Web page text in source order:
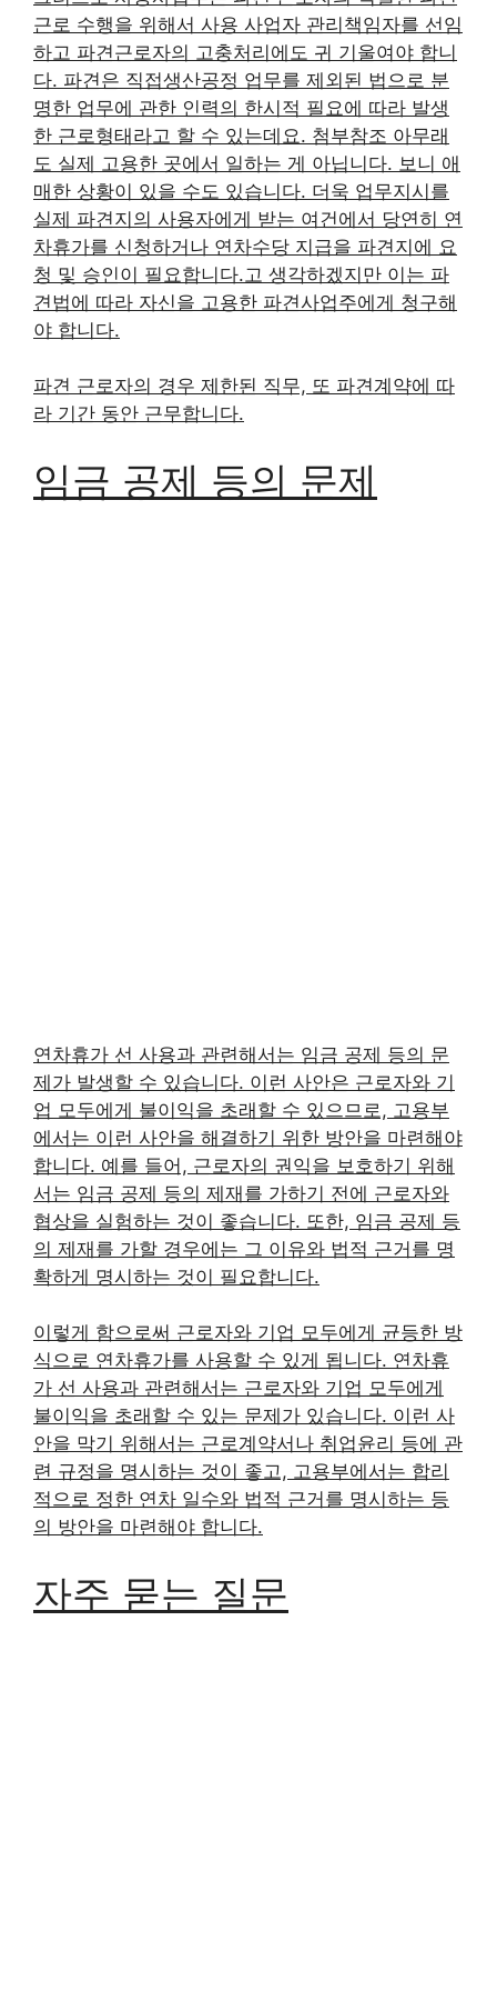
근로 수행을 위해서 사용 사업자 관리책임자를 선임
하고 파견근로자의 고충처리에도 귀 기울여야 합니
다. 파견은 직접생산공정 업무를 제외된 법으로 분
명한 업무에 관한 인력의 한시적 필요에 따라 발생
한 근로형태라고 할 수 있는데요. 첨부참조 아무래
도 실제 고용한 곳에서 일하는 게 아닙니다. 보니 애
매한 상황이 있을 수도 있습니다. 더욱 업무지시를
실제 파견지의 사용자에게 받는 여건에서 당연히 연
차휴가를 신청하거나 연차수당 지급을 파견지에 요
청 및 승인이 필요합니다.고 생각하겠지만 이는 파
견법에 따라 자신을 고용한 파견사업주에게 청구해
야 합니다.
파견 근로자의 경우 제한된 직무, 또 파견계약에 따
라 기간 동안 근무합니다.
임금 공제 등의 문제
연차휴가 선 사용과 관련해서는 임금 공제 등의 문
제가 발생할 수 있습니다. 이런 사안은 근로자와 기
업 모두에게 불이익을 초래할 수 있으므로, 고용부
에서는 이런 사안을 해결하기 위한 방안을 마련해야
합니다. 예를 들어, 근로자의 권익을 보호하기 위해
서는 임금 공제 등의 제재를 가하기 전에 근로자와
협상을 실험하는 것이 좋습니다. 또한, 임금 공제 등
의 제재를 가할 경우에는 그 이유와 법적 근거를 명
확하게 명시하는 것이 필요합니다.
이렇게 함으로써 근로자와 기업 모두에게 균등한 방
식으로 연차휴가를 사용할 수 있게 됩니다. 연차휴
가 선 사용과 관련해서는 근로자와 기업 모두에게
불이익을 초래할 수 있는 문제가 있습니다. 이런 사
안을 막기 위해서는 근로계약서나 취업윤리 등에 관
련 규정을 명시하는 것이 좋고, 고용부에서는 합리
적으로 정한 연차 일수와 법적 근거를 명시하는 등
의 방안을 마련해야 합니다.
자주 묻는 질문